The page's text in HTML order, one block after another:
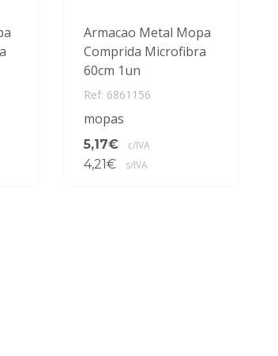
Armacao Metal Mopa
Comprida Microfibra
60cm 1un
Ref: 6861156
mopas
5,17€ c/IVA
4,21€ s/IVA